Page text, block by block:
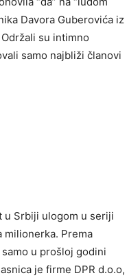
Davora Guberovića iz
su intimno
samo najbliži članovi
u Srbiji ulogom u seriji
milionerka. Prema
u prošloj godini
je firme DPR d.o.o,